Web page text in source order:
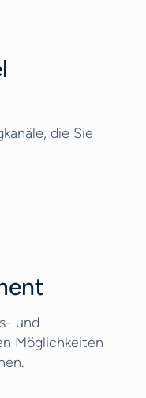
die Sie
und
Möglichkeiten